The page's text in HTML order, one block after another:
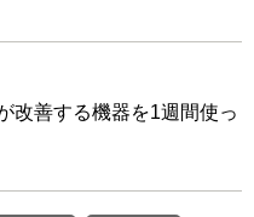
改善する機器を1週間使っ